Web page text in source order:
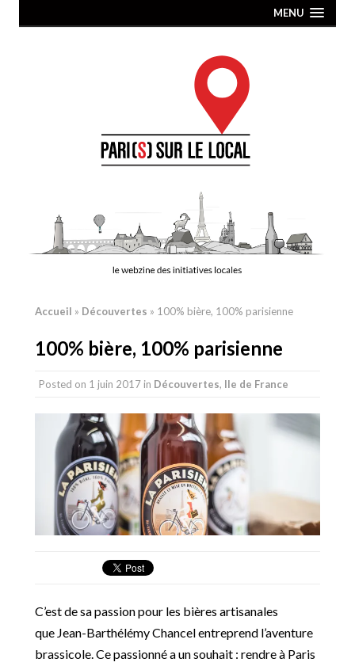
MENU
Accueil » Découvertes » 100% bière, 100% parisienne
100% bière, 100% parisienne
Posted on 1 juin 2017 in Découvertes, Ile de France
C’est de sa passion pour les bières artisanales
que Jean-Barthélémy Chancel entreprend l’aventure
brassicole. Ce passionné a un souhait : rendre à Paris